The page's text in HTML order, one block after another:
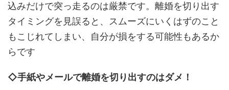
込みだけで突っ走るのは厳禁です。離婚を切り出す
タイミングを見誤ると、スムーズにいくはずのこと
もこじれてしまい、自分が損をする可能性もあるか
らです
◇手紙やメールで離婚を切り出すのはダメ！